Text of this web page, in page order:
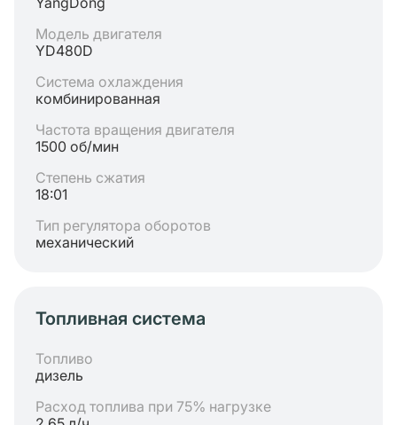
Модель двигателя
YD480D
Система охлаждения
комбинированная
Частота вращения двигателя
1500 об/мин
Степень сжатия
18:01
Тип регулятора оборотов
механический
Топливная система
Топливо
дизель
Расход топлива при 75% нагрузке